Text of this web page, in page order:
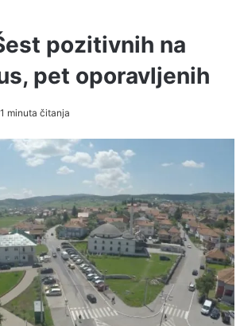
pozitivnih na
pet oporavljenih
1 minuta čitanja